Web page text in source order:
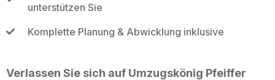
unterstützen Sie
Komplette Planung & Abwicklung inklusive
Verlassen Sie sich auf Umzugskönig Pfeiffer